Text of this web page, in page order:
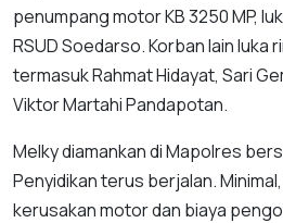
penumpang motor KB 3250 MP,
RSUD Soedarso. Korban lain luka
termasuk Rahmat Hidayat, Sari
Viktor Martahi Pandapotan.
Melky diamankan di Mapolres
Penyidikan terus berjalan.
kerusakan motor dan biaya